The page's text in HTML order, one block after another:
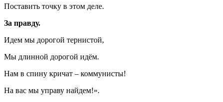
Поставить точку в этом деле.
За правду.
Идем мы дорогой тернистой,
Мы длинной дорогой идём.
Нам в спину кричат – коммунисты!
На вас мы управу найдем!».